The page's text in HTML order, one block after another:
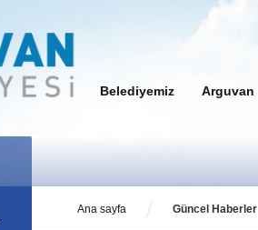
Belediyemiz Arguvan
Ana sayfa Güncel Haberler